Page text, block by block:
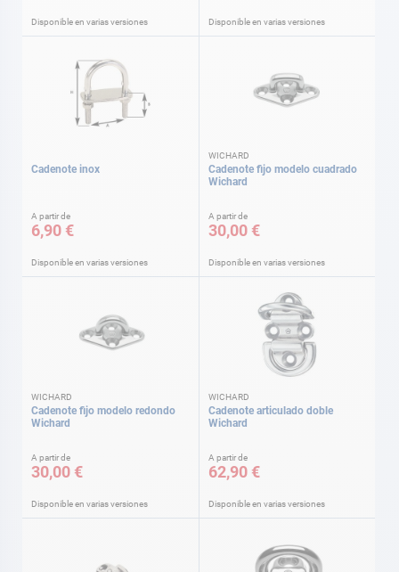
Disponible en varias versiones Disponible en varias versiones
Cadenote inox
A partir de
6,90 €
Disponible en varias versiones
WICHARD
Cadenote fijo modelo cuadrado
Wichard
A partir de
30,00 €
Disponible en varias versiones
WICHARD
Cadenote fijo modelo redondo
Wichard
A partir de
30,00 €
Disponible en varias versiones
WICHARD
Cadenote articulado doble
Wichard
A partir de
62,90 €
Disponible en varias versiones